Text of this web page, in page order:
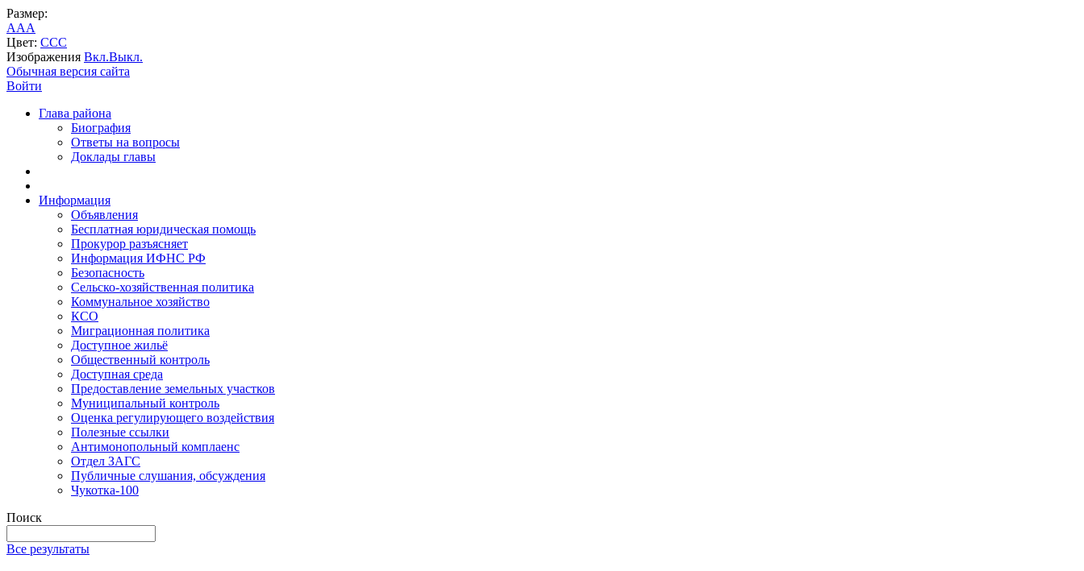
Размер:
AAA
Цвет: CCC
Изображения Вкл.Выкл.
Обычная версия сайта
Войти
Глава района
Биография
Ответы на вопросы
Доклады главы
Информация
Объявления
Бесплатная юридическая помощь
Прокурор разъясняет
Информация ИФНС РФ
Безопасность
Сельско-хозяйственная политика
Коммунальное хозяйство
КСО
Миграционная политика
Доступное жильё
Общественный контроль
Доступная среда
Предоставление земельных участков
Муниципальный контроль
Оценка регулирующего воздействия
Полезные ссылки
Антимонопольный комплаенс
Отдел ЗАГС
Публичные слушания, обсуждения
Чукотка-100
Поиск
Все результаты